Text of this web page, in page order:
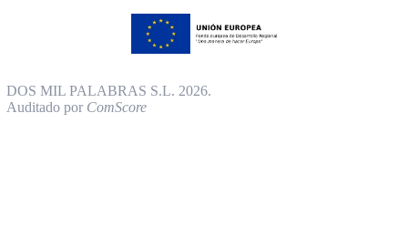
DOS MIL PALABRAS S.L. 2026.
Auditado por ComScore